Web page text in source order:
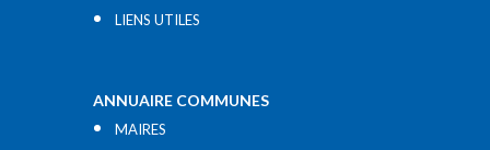
LIENS UTILES​
ANNUAIRE COMMUNES
MAIRES